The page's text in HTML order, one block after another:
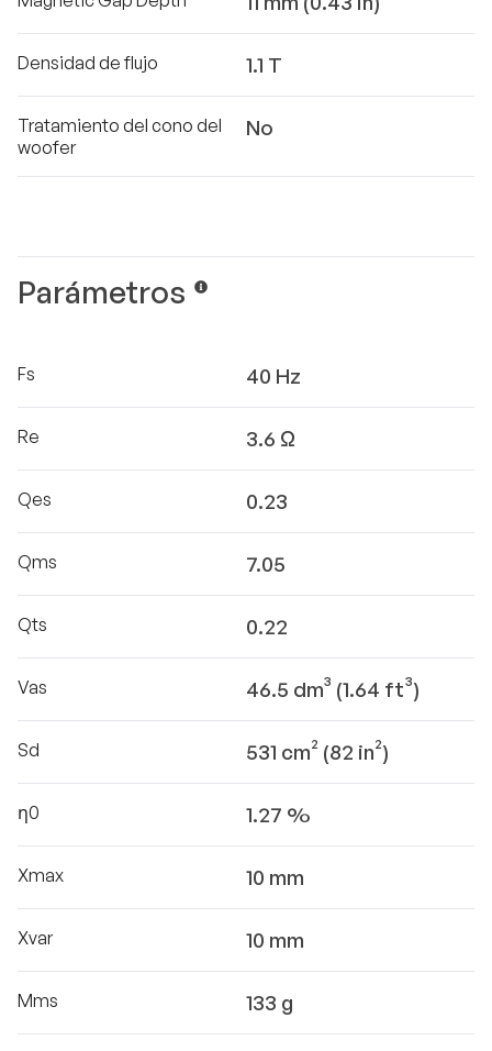
Densidad de flujo 1.1 T
Tratamiento del cono del
woofer
No
Parámetros
Fs 40 Hz
Re 3.6 Ω
Qes 0.23
Qms 7.05
Qts 0.22
Vas 46.5 dm³ (1.64 ft³)
Sd 531 cm² (82 in²)
η0 1.27 %
Xmax 10 mm
Xvar 10 mm
Mms 133 g